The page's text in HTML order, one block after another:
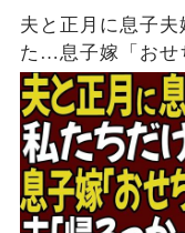
夫と正月に息子
た…息子嫁「おせ
か…」私「そうね
電が…